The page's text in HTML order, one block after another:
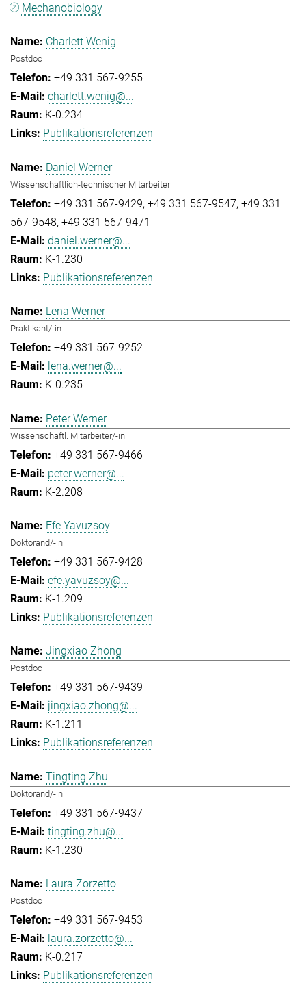
Mechanobiology
Charlett Wenig
Postdoc
+49 331 567-9255
charlett.wenig@...
K-0.234
Publikationsreferenzen
Daniel Werner
Wissenschaftlich-technischer Mitarbeiter
+49 331 567-9429 +49 331 567-9547 +49 331
567-9548 +49 331 567-9471
daniel.werner@...
K-1.230
Publikationsreferenzen
Lena Werner
Praktikant/-in
+49 331 567-9252
lena.werner@...
K-0.235
Peter Werner
Wissenschaftl. Mitarbeiter/-in
+49 331 567-9466
peter.werner@...
K-2.208
Efe Yavuzsoy
Doktorand/-in
+49 331 567-9428
efe.yavuzsoy@...
K-1.209
Publikationsreferenzen
Jingxiao Zhong
Postdoc
+49 331 567-9439
jingxiao.zhong@...
K-1.211
Publikationsreferenzen
Tingting Zhu
Doktorand/-in
+49 331 567-9437
tingting.zhu@...
K-1.230
Laura Zorzetto
Postdoc
+49 331 567-9453
laura.zorzetto@...
K-0.217
Publikationsreferenzen